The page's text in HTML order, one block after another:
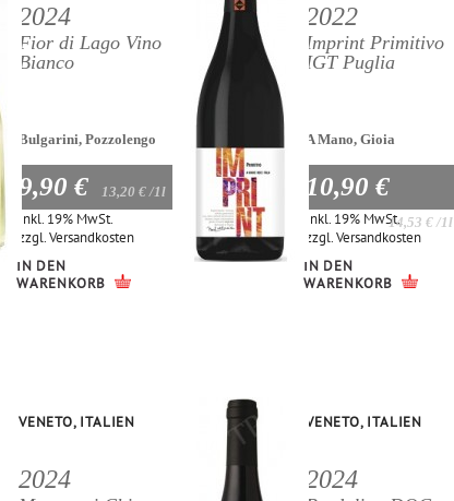
2024
Fior di Lago Vino
Bianco
Bulgarini, Pozzolengo
9,90 € 13,20 € /1l
Inkl. 19% MwSt.
zzgl.Versandkosten
IN DEN
WARENKORB
2022
Imprint Primitivo
IGT Puglia
A Mano, Gioia
10,90 €
14,53 € /1l
Inkl. 19% MwSt.
zzgl.Versandkosten
IN DEN
WARENKORB
VENETO, ITALIEN
2024
VENETO, ITALIEN
2024